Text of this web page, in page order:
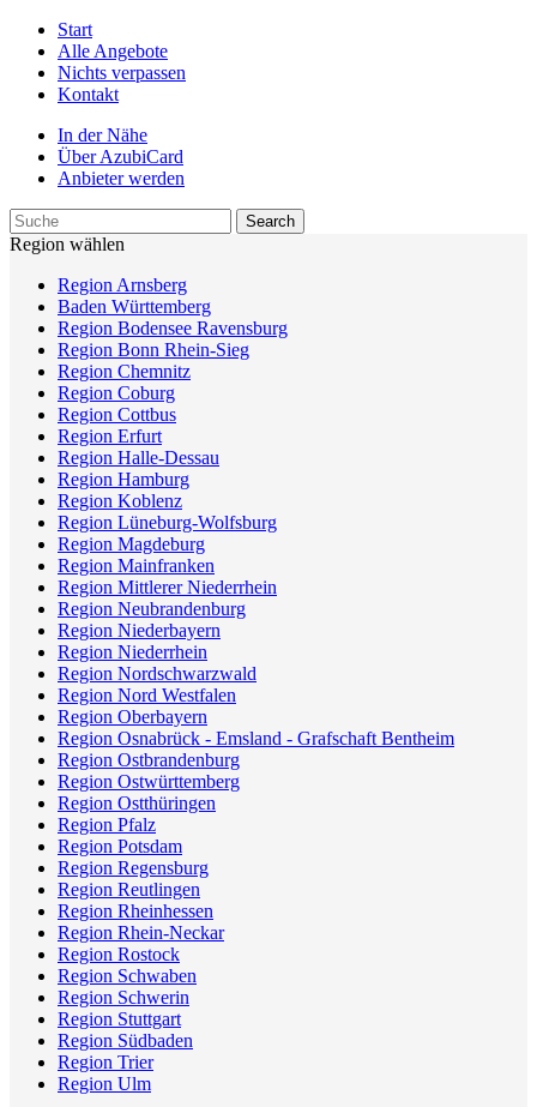
Start
Alle Angebote
Nichts verpassen
Kontakt
In der Nähe
Über AzubiCard
Anbieter werden
Region wählen
Region Arnsberg
Baden Württemberg
Region Bodensee Ravensburg
Region Bonn Rhein-Sieg
Region Chemnitz
Region Coburg
Region Cottbus
Region Erfurt
Region Halle-Dessau
Region Hamburg
Region Koblenz
Region Lüneburg-Wolfsburg
Region Magdeburg
Region Mainfranken
Region Mittlerer Niederrhein
Region Neubrandenburg
Region Niederbayern
Region Niederrhein
Region Nordschwarzwald
Region Nord Westfalen
Region Oberbayern
Region Osnabrück - Emsland - Grafschaft Bentheim
Region Ostbrandenburg
Region Ostwürttemberg
Region Ostthüringen
Region Pfalz
Region Potsdam
Region Regensburg
Region Reutlingen
Region Rheinhessen
Region Rhein-Neckar
Region Rostock
Region Schwaben
Region Schwerin
Region Stuttgart
Region Südbaden
Region Trier
Region Ulm